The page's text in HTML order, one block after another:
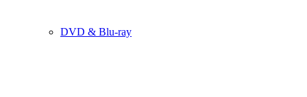
DVD & Blu-ray